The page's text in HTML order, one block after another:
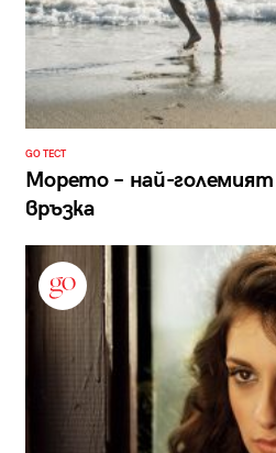
GO ТЕСТ
Морето – най-
връзка